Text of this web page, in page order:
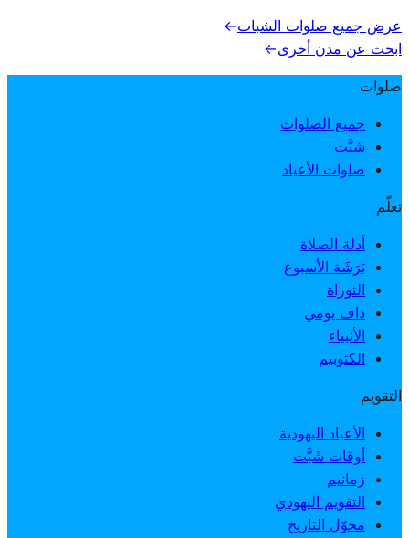
عرض جميع صلوات الشبات→
ابحث عن مدن أخرى→
صلوات
جميع الصلوات
شَبَّت
صلوات الأعياد
تعلّم
أدلة الصلاة
بَرَشَة الأسبوع
التوراة
داف يومي
الأنبياء
الكتوبيم
التقويم
الأعياد اليهودية
أوقات شَبَّت
زمانيم
التقويم اليهودي
محوّل التاريخ